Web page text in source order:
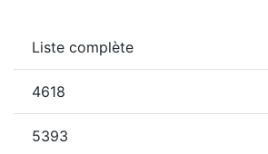
Liste complète
4618
5393